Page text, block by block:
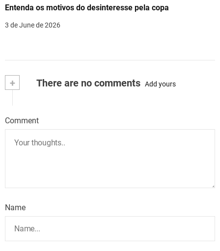
Entenda os motivos do desinteresse pela copa
3 de June de 2026
+ There are no comments Add yours
Comment
Name